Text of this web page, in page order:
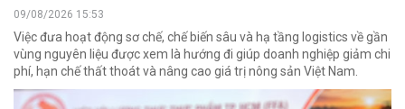
09/08/2026 15:53
Việc đưa hoạt động sơ chế, chế biến sâu và hạ tầng logistics về gần
vùng nguyên liệu được xem là hướng đi giúp doanh nghiệp giảm chi
phí, hạn chế thất thoát và nâng cao giá trị nông sản Việt Nam.